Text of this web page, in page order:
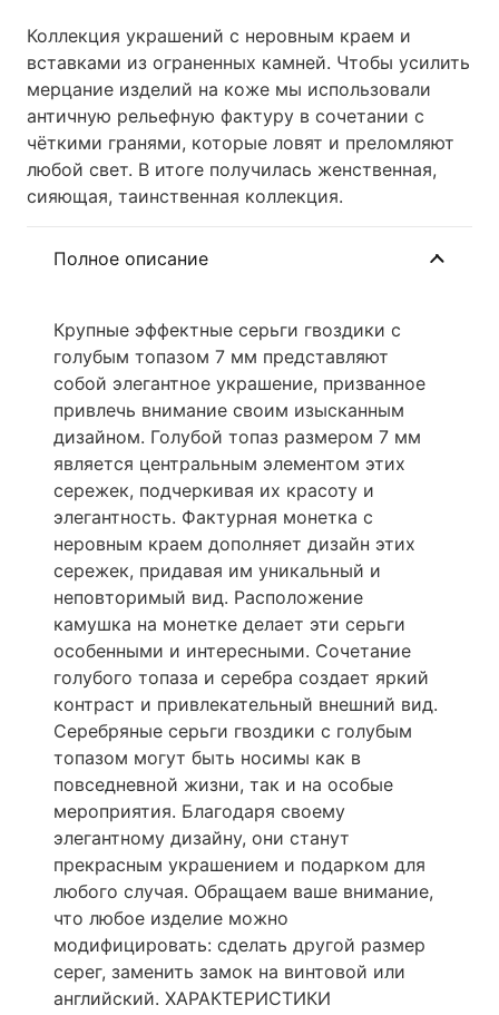
Коллекция украшений с неровным краем и
вставками из ограненных камней. Чтобы усилить
мерцание изделий на коже мы использовали
античную рельефную фактуру в сочетании с
чёткими гранями, которые ловят и преломляют
любой свет. В итоге получилась женственная,
сияющая, таинственная коллекция.
Полное описание
Крупные эффектные серьги гвоздики с
голубым топазом 7 мм представляют
собой элегантное украшение, призванное
привлечь внимание своим изысканным
дизайном. Голубой топаз размером 7 мм
является центральным элементом этих
сережек, подчеркивая их красоту и
элегантность. Фактурная монетка с
неровным краем дополняет дизайн этих
сережек, придавая им уникальный и
неповторимый вид. Расположение
камушка на монетке делает эти серьги
особенными и интересными. Сочетание
голубого топаза и серебра создает яркий
контраст и привлекательный внешний вид.
Серебряные серьги гвоздики с голубым
топазом могут быть носимы как в
повседневной жизни, так и на особые
мероприятия. Благодаря своему
элегантному дизайну, они станут
прекрасным украшением и подарком для
любого случая. Обращаем ваше внимание,
что любое изделие можно
модифицировать: сделать другой размер
серег, заменить замок на винтовой или
английский. ХАРАКТЕРИСТИКИ